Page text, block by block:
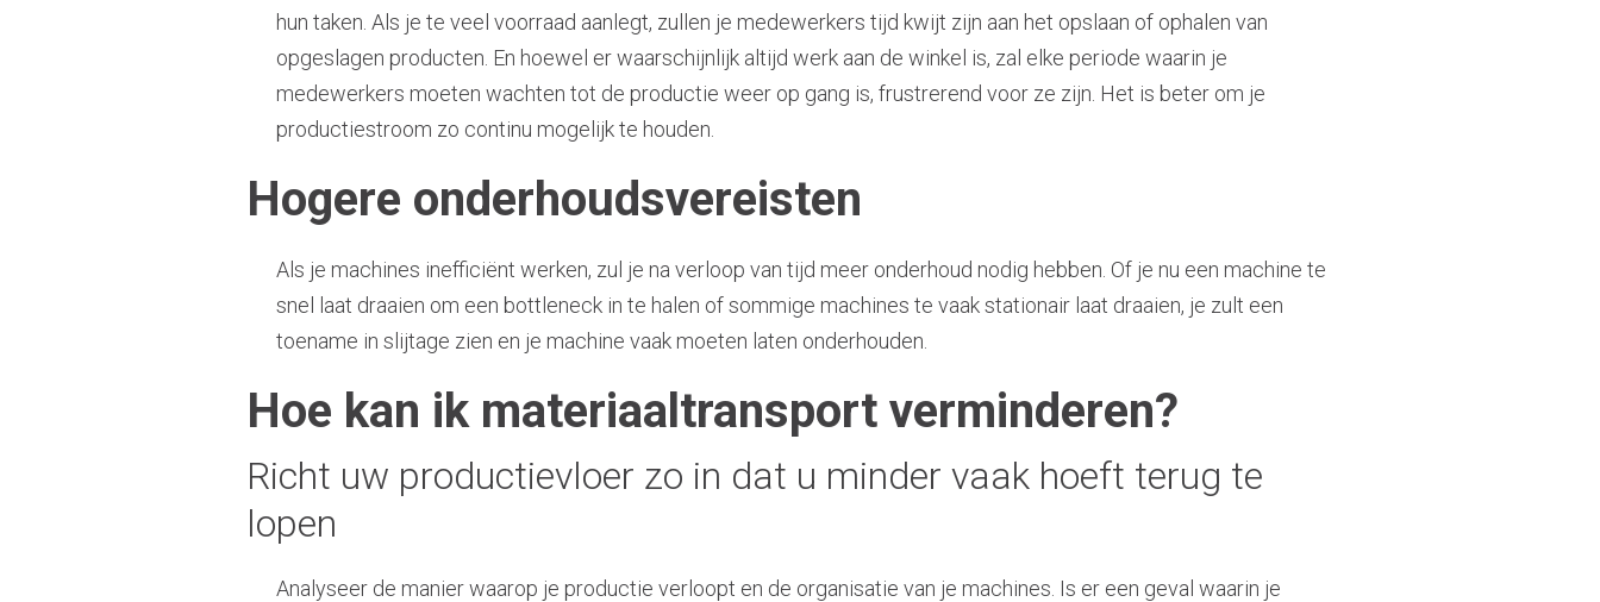
hun taken. Als je te veel voorraad aanlegt, zullen je medewerkers tijd kwijt zijn aan het opslaan of ophalen van
opgeslagen producten. En hoewel er waarschijnlijk altijd werk aan de winkel is, zal elke periode waarin je
medewerkers moeten wachten tot de productie weer op gang is, frustrerend voor ze zijn. Het is beter om je
productiestroom zo continu mogelijk te houden.
Hogere onderhoudsvereisten
Als je machines inefficiënt werken, zul je na verloop van tijd meer onderhoud nodig hebben. Of je nu een machine te
snel laat draaien om een bottleneck in te halen of sommige machines te vaak stationair laat draaien, je zult een
toename in slijtage zien en je machine vaak moeten laten onderhouden.
Hoe kan ik materiaaltransport verminderen?
Richt uw productievloer zo in dat u minder vaak hoeft terug te
lopen
Analyseer de manier waarop je productie verloopt en de organisatie van je machines. Is er een geval waarin je